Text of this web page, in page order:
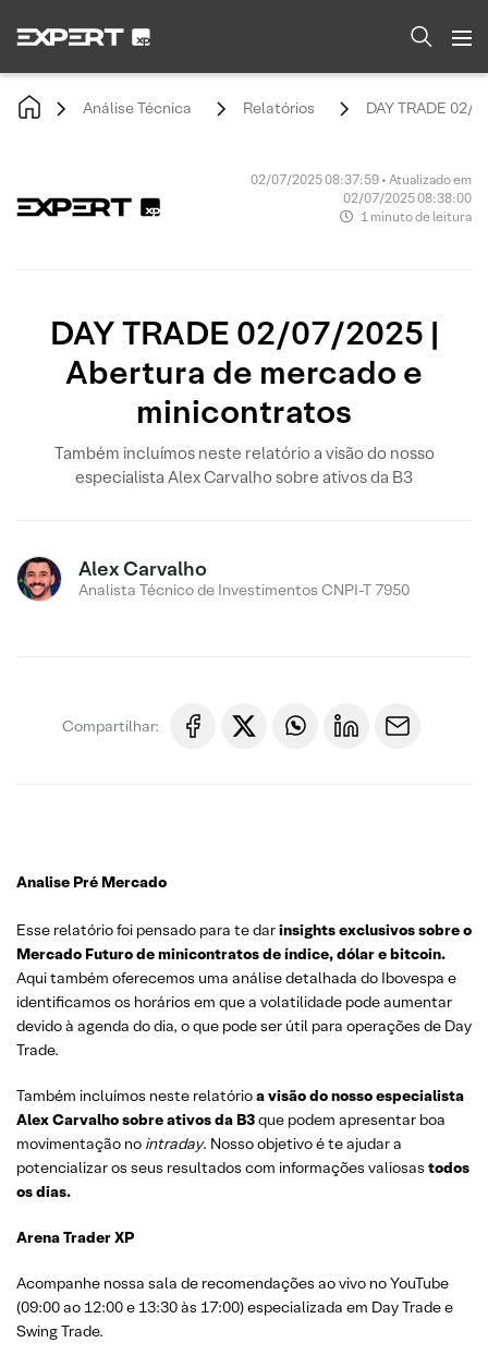
Análise Técnica Relatórios DAY TRADE 02/
02/07/2025 08:37:59 • Atualizado em
02/07/2025 08:38:00
1 minuto de leitura
DAY TRADE 02/07/2025 |
Abertura de mercado e
minicontratos
Também incluímos neste relatório a visão do nosso
especialista Alex Carvalho sobre ativos da B3
Alex Carvalho
Analista Técnico de Investimentos CNPI-T 7950
Compartilhar:
Analise Pré Mercado
Esse relatório foi pensado para te darinsights exclusivos sobre o
Mercado Futuro de minicontratos de índice, dólar e bitcoin.
Aqui também oferecemos uma análise detalhada do Ibovespa e
identificamos os horários em que a volatilidade pode aumentar
devido à agenda do dia, o que pode ser útil para operações de Day
Trade.
Também incluímos neste relatórioa visão do nosso especialista
Alex Carvalho sobre ativos da B3que podem apresentar boa
movimentação no intraday. Nosso objetivo é te ajudar a
potencializar os seus resultados com informações valiosas todos
os dias.
Arena Trader XP
Acompanhe nossa sala de recomendações ao vivo no YouTube
(09:00 ao 12:00 e 13:30 às 17:00) especializada em Day Trade e
Swing Trade.